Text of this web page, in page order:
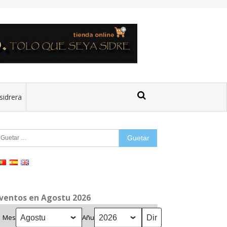
en Agostu 2026
Mes Añu